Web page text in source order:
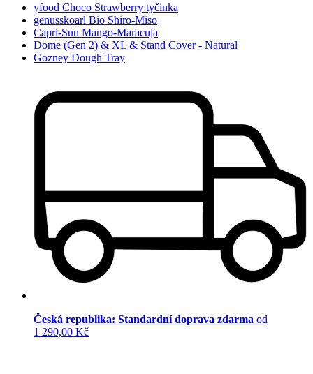
yfood Choco Strawberry tyčinka
genusskoarl Bio Shiro-Miso
Capri-Sun Mango-Maracuja
Dome (Gen 2) & XL & Stand Cover - Natural
Gozney Dough Tray
Česká republika: Standardní doprava zdarma od
1 290,00 Kč